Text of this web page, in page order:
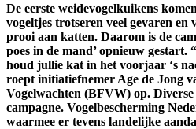
De eerste weidevogelkuikens
vogeltjes trotseren veel gevaren en
prooi aan katten. Daarom is de
poes in de mand’ opnieuw gestart.
houd jullie kat in het voorjaar ‘s
roept initiatiefnemer Age de Jong
Vogelwachten (BFVW) op.
campagne. Vogelbescherming
waarmee er tevens landelijke